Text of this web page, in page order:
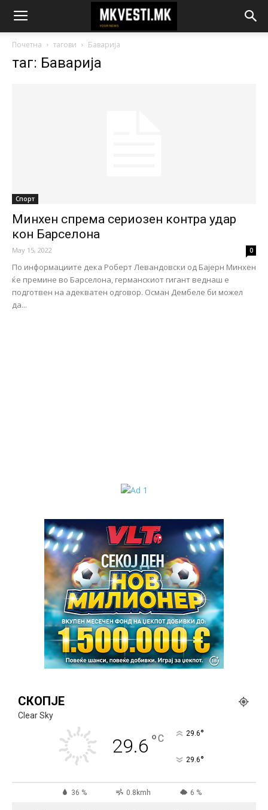
Почетна тагови Баварија
таг: Баварија
Спорт
Минхен спрема сериозен контра удар
кон Барселона
May 15, 2022 0
По информациите дека Роберт Левандовски од Бајерн Минхен
ќе премине во Барселона, германскиот гигант веднаш е
подготвен на адекватен одговор. Осман Дембеле би можел
да...
СКОПЈЕ
Clear Sky
29.6 °C 29.6°
29.6°
36 % 0.8kmh 6 %